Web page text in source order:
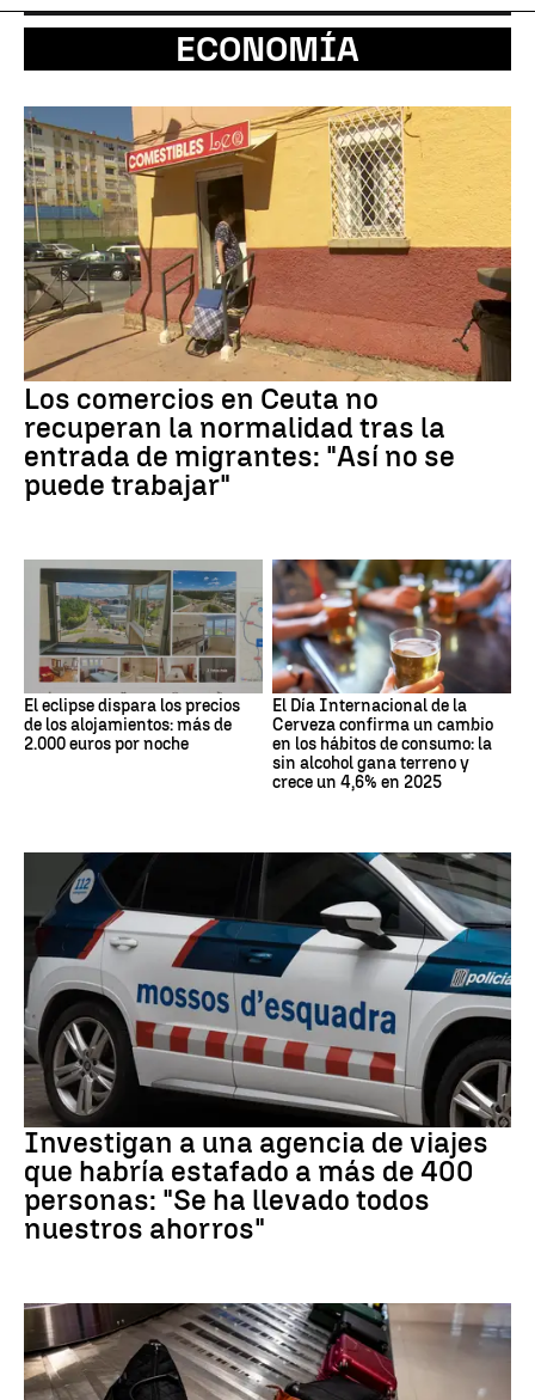
ECONOMÍA
Los comercios en Ceuta no
recuperan la normalidad tras la
entrada de migrantes: "Así no se
puede trabajar"
El eclipse dispara los precios
de los alojamientos: más de
2.000 euros por noche
El Día Internacional de la
Cerveza confirma un cambio
en los hábitos de consumo: la
sin alcohol gana terreno y
crece un 4,6% en 2025
Estafa
Investigan a una agencia de viajes
que habría estafado a más de 400
personas: "Se ha llevado todos
nuestros ahorros"